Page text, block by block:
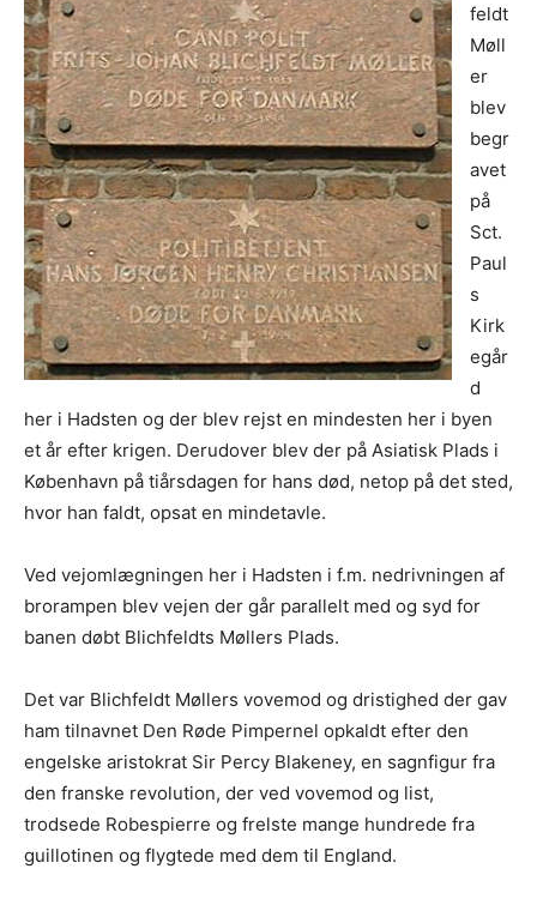
feldt
Møll
er
blev
begr
avet
på
Sct.
Paul
s
Kirk
egår
d
her i Hadsten og der blev rejst en mindesten her i byen
et år efter krigen. Derudover blev der på Asiatisk Plads i
København på tiårsdagen for hans død, netop på det sted,
hvor han faldt, opsat en mindetavle.
Ved vejomlægningen her i Hadsten i f.m. nedrivningen af
brorampen blev vejen der går parallelt med og syd for
banen døbt Blichfeldts Møllers Plads.
Det var Blichfeldt Møllers vovemod og dristighed der gav
ham tilnavnet Den Røde Pimpernel opkaldt efter den
engelske aristokrat Sir Percy Blakeney, en sagnfigur fra
den franske revolution, der ved vovemod og list,
trodsede Robespierre og frelste mange hundrede fra
guillotinen og flygtede med dem til England.